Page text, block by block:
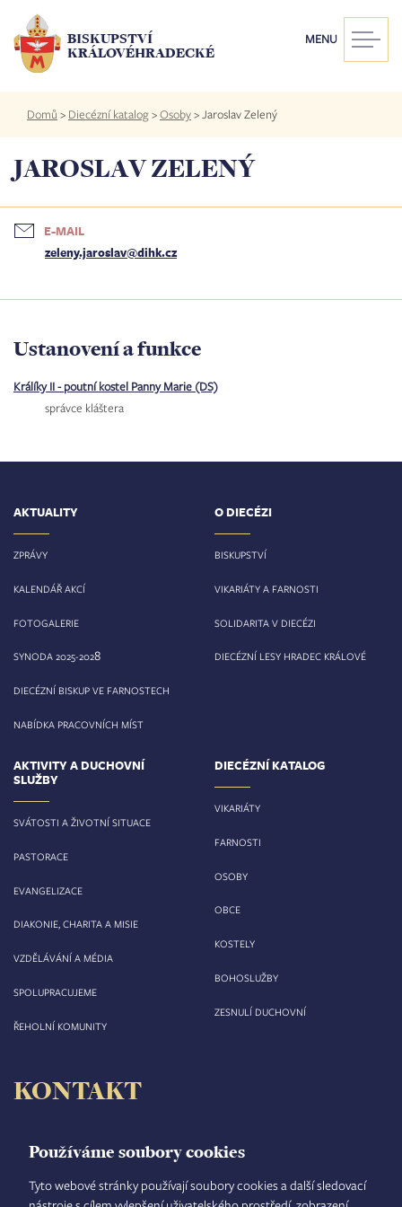
Používáme soubory cookies
Tyto webové stránky používají soubory cookies a další sledovací
hlavnímu
obsahu
BISKUPSTVÍ
KRÁLOVÉHRADECKÉ
MENU
Drobečková
navigace
Domů > Diecézní katalog>Osoby>Jaroslav Zelený
JAROSLAV ZELENÝ
E-MAIL
zeleny.jaroslav@dihk.cz
Ustanovení a funkce
Králíky II - poutní kostel Panny Marie (DS)
správce kláštera
AKTUALITY
ZPRÁVY
KALENDÁŘ AKCÍ
FOTOGALERIE
SYNODA 2025-2028
DIECÉZNÍ BISKUP VE FARNOSTECH
NABÍDKA PRACOVNÍCH MÍST
O DIECÉZI
BISKUPSTVÍ
VIKARIÁTY A FARNOSTI
SOLIDARITA V DIECÉZI
DIECÉZNÍ LESY HRADEC KRÁLOVÉ
AKTIVITY A DUCHOVNÍ
SLUŽBY
SVÁTOSTI A ŽIVOTNÍ SITUACE
PASTORACE
EVANGELIZACE
DIAKONIE, CHARITA A MISIE
VZDĚLÁVÁNÍ A MÉDIA
SPOLUPRACUJEME
ŘEHOLNÍ KOMUNITY
DIECÉZNÍ KATALOG
VIKARIÁTY
FARNOSTI
OSOBY
OBCE
KOSTELY
BOHOSLUŽBY
ZESNULÍ DUCHOVNÍ
KONTAKT
Velké náměstí 35/44
500 03 Hradec Králové
tel.: +420 495 063 611